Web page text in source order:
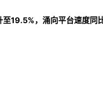
19.5%，涌向平台速度同